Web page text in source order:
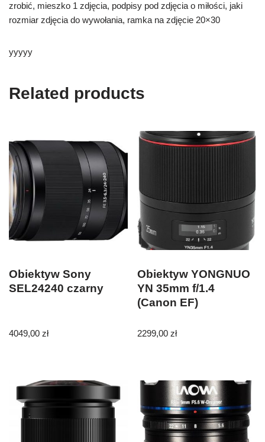
zrobić, mieszko 1 zdjęcia, podpisy pod zdjęcia o miłości, jaki
rozmiar zdjęcia do wywołania, ramka na zdjęcie 20×30
yyyyy
Related products
Obiektyw Sony
SEL24240 czarny
4049,00 zł
Obiektyw YONGNUO
YN 35mm f/1.4
(Canon EF)
2299,00zł